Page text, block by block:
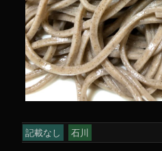
記載なし 石川